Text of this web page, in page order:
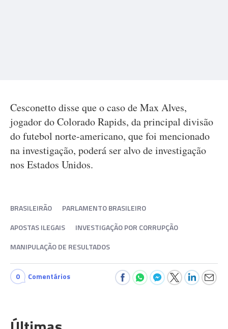
Cesconetto disse que o caso de Max Alves,
jogador do Colorado Rapids, da principal divisão
do futebol norte-americano, que foi mencionado
na investigação, poderá ser alvo de investigação
nos Estados Unidos.
BRASILEIRÃO
PARLAMENTO BRASILEIRO
APOSTAS ILEGAIS
INVESTIGAÇÃO POR CORRUPÇÃO
MANIPULAÇÃO DE RESULTADOS
0 Comentários